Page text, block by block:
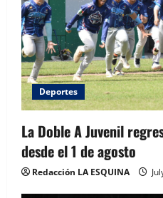
Deportes
La Doble A Juvenil
desde el 1 de agosto
Redacción LA ESQUINA